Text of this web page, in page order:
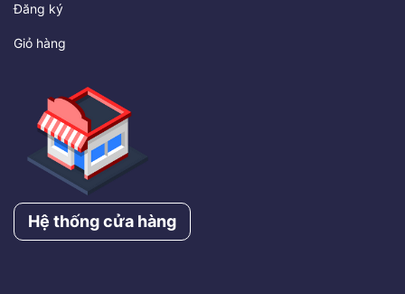
Đăng ký
Giỏ hàng
Hệ thống cửa hàng